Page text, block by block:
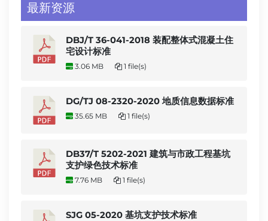
最新资源
DBJ/T 36-041-2018 装配整体式混凝土住
宅设计标准
3.06 MB 1 file(s)
DG/TJ 08-2320-2020 地质信息数据标准
35.65 MB 1 file(s)
DB37/T 5202-2021 建筑与市政工程基坑
支护绿色技术标准
7.76 MB 1 file(s)
SJG 05-2020 基坑支护技术标准